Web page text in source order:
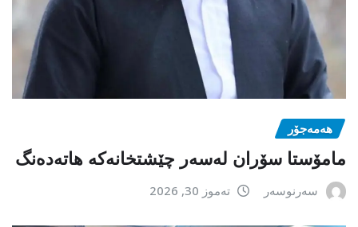
هەمەجۆر
مامۆستا سۆران لەسەر چێشتخانەكە هاتەدەنگ
سەرنوسەر تەموز 30, 2026